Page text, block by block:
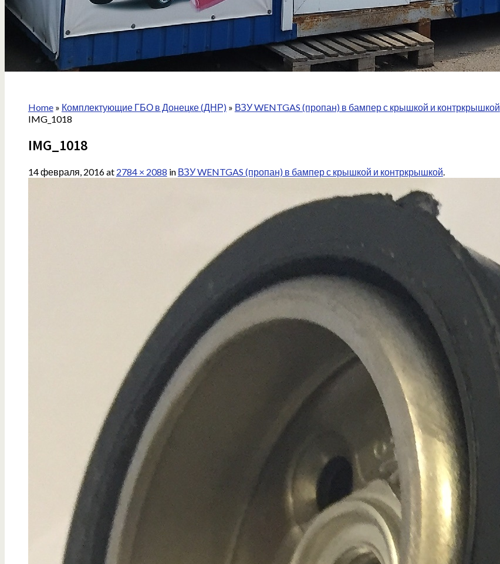
Home» Комплектующие ГБО в Донецке (ДНР)» ВЗУ WENTGAS (пропан) в бампер с крышкой и контркрышкой
IMG_1018
IMG_1018
14 февраля, 2016at 2784 × 2088 in ВЗУ WENTGAS (пропан) в бампер с крышкой и контркрышкой.